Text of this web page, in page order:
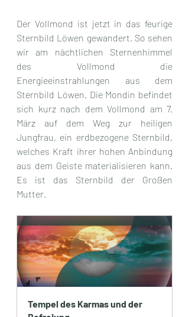
Der Vollmond ist jetzt in das feurige
Sternbild Löwen gewandert. So sehen
wir am nächtlichen Sternenhimmel
des Vollmond die
Energieeinstrahlungen aus dem
Sternbild Löwen. Die Mondin befindet
sich kurz nach dem Vollmond am 7.
März auf dem Weg zur heiligen
Jungfrau, ein erdbezogene Sternbild,
welches Kraft ihrer hohen Anbindung
aus dem Geiste materialisieren kann.
Es ist das Sternbild der Großen
Mutter.
Tempel des Karmas und der